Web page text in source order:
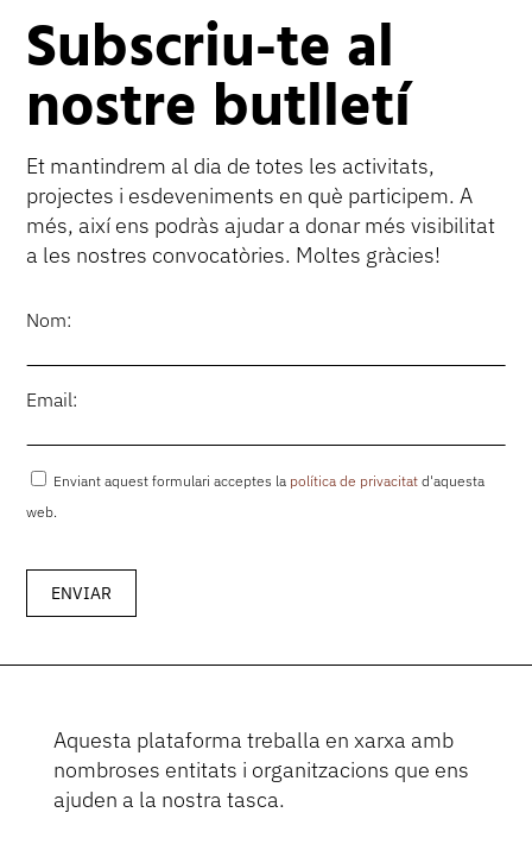
Subscriu-te al
nostre butlletí
Et mantindrem al dia de totes les activitats,
projectes i esdeveniments en què participem. A
més, així ens podràs ajudar a donar més visibilitat
a les nostres convocatòries. Moltes gràcies!
Nom:
Email:
Enviant aquest formulari acceptes la política de privacitat d'aquesta
web.
Aquesta plataforma treballa en xarxa amb
nombroses entitats i organitzacions que ens
ajuden a la nostra tasca.